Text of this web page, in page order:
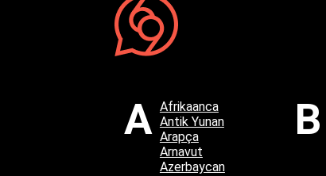
A Afrikaanca
Antik Yunan
Arapça
Arnavut
Azerbaycan
B